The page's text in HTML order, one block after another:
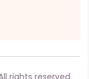
rights reserved.